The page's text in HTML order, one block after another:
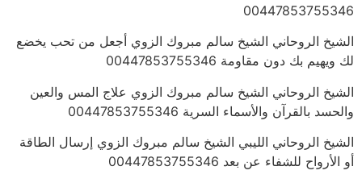
00447853755346
الشيخ الروحاني الشيخ سالم مبروك الزوي أجعل من تحب يخضع
لك ويهيم بك دون مقاومة 00447853755346
الشيخ الروحاني الشيخ سالم مبروك الزوي علاج المس والعين
والحسد بالقرآن والأسماء السرية 00447853755346
الشيخ الروحاني الليبي الشيخ سالم مبروك الزوي إرسال الطاقة
أو الأرواح للشفاء عن بعد 00447853755346